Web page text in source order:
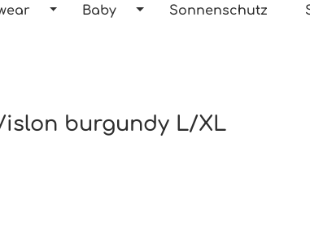
Baby Sonnenschutz
burgundy L/XL